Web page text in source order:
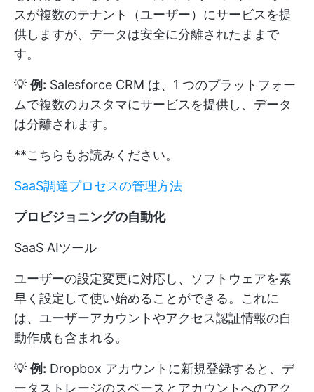
スが複数のテナント（ユーザー）にサービスを提
供しますが、データは安全に分離されたままで
す。
💡 例: Salesforce CRM は、1 つのプラットフォー
ムで複数のカスタマにサービスを提供し、データ
は分離されます。
**こちらもお読みください。
SaaS調達プロセスの管理方法
プロビジョニングの自動化
SaaS AIツール
ユーザーの設定変更に対応し、ソフトウェアを素
早く設定して使い始めることができる。これに
は、ユーザーアカウントやアクセス認証情報の自
動作成も含まれる。
💡 例: Dropbox アカウントに新規登録すると、デ
ータストレージのスペースとアカウントへのアク